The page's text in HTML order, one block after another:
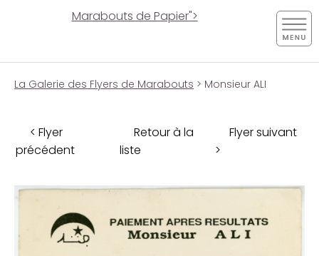
Marabouts de Papier">
La Galerie des Flyers de Marabouts > Monsieur ALI
< Flyer
précédent
Retour à la
liste
Flyer suivant
>